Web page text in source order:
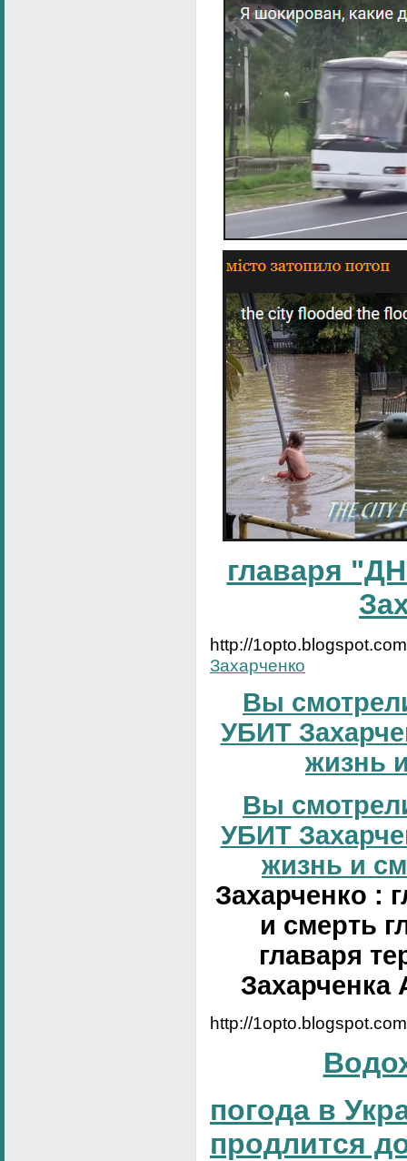
главаря
http://
Захарченко
Вы
УБИТ
жизнь
Вы
УБИТ
жизнь и
Захарченко :
и смерть
главаря
Захарченка
http://
погода в
продлится